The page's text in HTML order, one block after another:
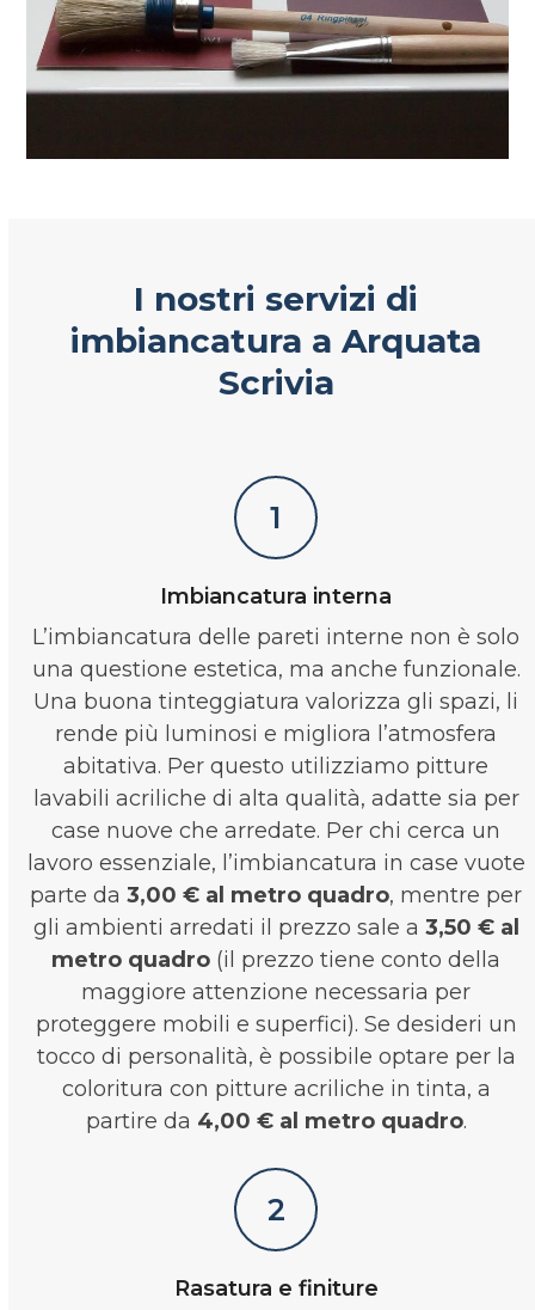
I nostri servizi di
imbiancatura a Arquata
Scrivia
1
Imbiancatura interna
L’imbiancatura delle pareti interne non è solo
una questione estetica, ma anche funzionale.
Una buona tinteggiatura valorizza gli spazi, li
rende più luminosi e migliora l’atmosfera
abitativa. Per questo utilizziamo pitture
lavabili acriliche di alta qualità, adatte sia per
case nuove che arredate. Per chi cerca un
lavoro essenziale, l’imbiancatura in case vuote
parte da3,00 € al metro quadro, mentre per
gli ambienti arredati il prezzo sale a 3,50 € al
metro quadro (il prezzo tiene conto della
maggiore attenzione necessaria per
proteggere mobili e superfici). Se desideri un
tocco di personalità, è possibile optare per la
coloritura con pitture acriliche in tinta, a
partire da 4,00 € al metro quadro.
2
Rasatura e finiture